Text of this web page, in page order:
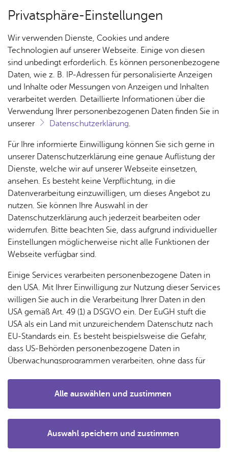
Über­sicht Bür­ger & Stadt
Rat­
haus &
Bür­
ger­
ser­vice
Rat­
häu­ser
& Orts­
ver­
wal­
Ämter
A–Z
Diens
t­leis­
tun­gen
A–Z
For­
Nach­
rich­
ten,
Vi­de­os
& Bil­
der
Me­di­
en­in­
for­ma­
tio­nen
fent­li­
che
Be­
kannt­
ma­
chun­
& TV
Pres­se
Jobs
Stel­
len­an­
ge­bo­te
Aus­bil­
dung &
Stu­di­
um
Bil­
dung
& Be­
treu­
ung
Potz­
be­
treu­
ung
Schu­
len
Bauen
& Um­
welt
Geo­
da­ten
& 3D-
Stadt­
Bau­
stel­len
& Um­
lei­tun­
Um­
welt &
Kli­ma­
Sa­nie­
ren &
bi­li­en
Stadt­
Ge­
sund­
heit &
kum
Ärzte &
Apo­
Fa­mi­lie
& Kin­
der
Se­nio­
ren
Woh­
nen
re­frei
Pfle­ge
& Un­
ter­stüt­
zung
Hof­lä­den
Ihr Kon­takt zu uns
Stadt Fried­richs­ha­fen
Ade­nau­er­platz 1
88045 Fried­richs­ha­fen
Tel. +49 7541 203-0
oder Ser­vice­num­mer 115
Kon­takt­for­mu­lar
Wei­te­re Infos
Stadt­plan
Da­ten­schutz
Im­pres­sum
Bar­rie­re­frei­heit
Pres­se
The­men
Bür­ger & Stadt
Wirt­schaft & Mo­bi­li­tät
Kul­tur, Frei­zeit & Ein­kau­fen
Privatsphäre-Einstellungen
Wir verwenden Dienste, Cookies und andere
Technologien auf unserer Webseite. Einige von diesen
sind unbedingt erforderlich. Es können personenbezogene
Daten, wie z. B. IP-Adressen für personalisierte Anzeigen
und Inhalte oder Messungen von Anzeigen und Inhalten
verarbeitet werden. Detaillierte Informationen über die
Verwendung Ihrer personenbezogenen Daten finden Sie in
unserer
Datenschutzerklärung.
Für Ihre informierte Einwilligung können Sie sich gerne in
unserer Datenschutzerklärung eine genaue Auflistung der
Dienste, welche wir auf unserer Webseite einsetzen,
ansehen. Es besteht keine Verpflichtung, in die
Datenverarbeitung einzuwilligen, um dieses Angebot zu
nutzen. Sie können Ihre Auswahl in der
Datenschutzerklärung auch jederzeit bearbeiten oder
widerrufen. Bitte beachten Sie, dass aufgrund individueller
Einstellungen möglicherweise nicht alle Funktionen der
Webseite verfügbar sind.
Einige Services verarbeiten personenbezogene Daten in
den USA. Mit Ihrer Einwilligung zur Nutzung dieser Services
willigen Sie auch in die Verarbeitung Ihrer Daten in den
USA gemäß Art. 49 (1) a DSGVO ein. Der EuGH stuft die
USA als ein Land mit unzureichendem Datenschutz nach
EU-Standards ein. Es besteht beispielsweise die Gefahr,
dass US-Behörden personenbezogene Daten in
Überwachungsprogrammen verarbeiten, ohne dass für
Auswahl speichern und zustimmen
Alle auswählen und zustimmen